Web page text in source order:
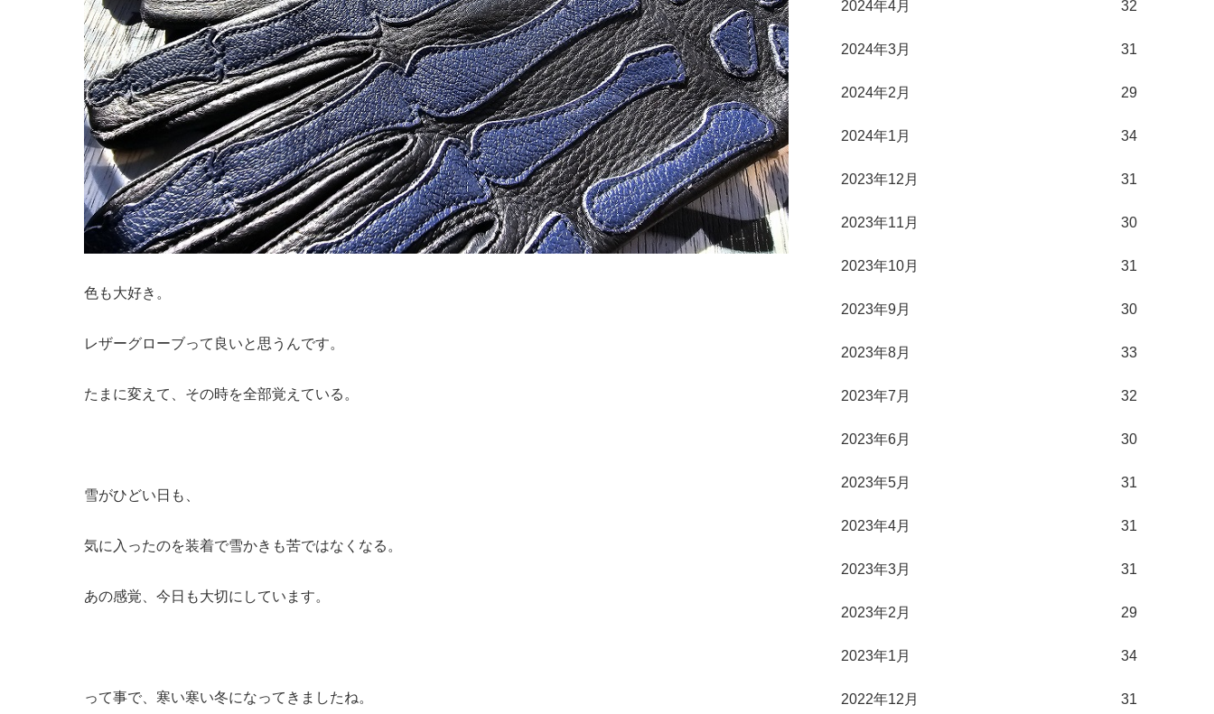
色も大好き。
レザーグローブって良いと思うんです。
たまに変えて、その時を全部覚えている。
雪がひどい日も、
気に入ったのを装着で雪かきも苦ではなくなる。
あの感覚、今日も大切にしています。
って事で、寒い寒い冬になってきましたね。
2024年4月 32
2024年3月 31
2024年2月 29
2024年1月 34
2023年12月 31
2023年11月 30
2023年10月 31
2023年9月 30
2023年8月 33
2023年7月 32
2023年6月 30
2023年5月 31
2023年4月 31
2023年3月 31
2023年2月 29
2023年1月 34
2022年12月 31